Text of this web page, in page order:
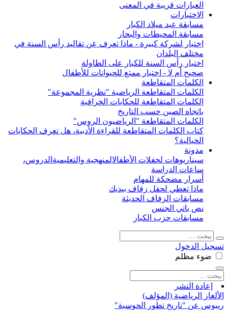
العبارات قريبة في المعنى
الاختبارات
مسابقة عيد ميلاد الكبار
مسابقة المحيطات والبحار
اختبار لشركة كبيرة - ماذا تعرف عن تقاليد رأس السنة في
مختلف البلدان
اختبار رأس السنة للكبار على الطاولة
صحيح أم لا - اختبار ممتع للحيوانات للأطفال
الكلمات المتقاطعة
الكلمات المتقاطعة الرياضية "نظرية المجموعة"
الكلمات المتقاطعة للحكايات الخرافية
باتجاه الصين حسب التاريخ
الكلمات المتقاطعة "الرياضيون الروس"
كتاب الكلمات المتقاطعة للقراءة الأدبية، هل تعرف الحكايات
الخيالية؟
مدونة
سيناريوهات لحفلات الأطفالالمنهجية والتعليمية الدروس،
ساعات الدراسة
أسرار مضحكة للمهام
ماذا تعطي لحفل زفاف بيديك
مسابقات الزفاف الحديثة
نص باتي الجنس
مسابقات حزب الكبار
تسجيل الدخول
ضوء مظلم
إعادة النشر
الألغاز الرياضية (المؤلف)
ريبوس عن "تاريخ تطور الحوسبة"